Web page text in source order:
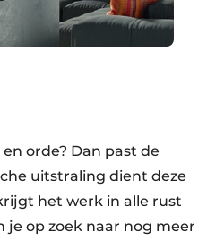
orde? Dan past de
uitstraling dient deze
het werk in alle rust
je op zoek naar nog meer